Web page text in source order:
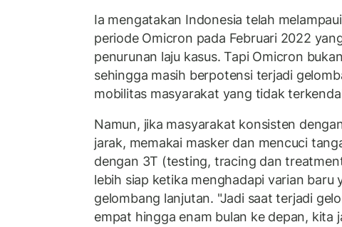
Ia mengatakan Indonesia telah
periode Omicron pada Februari 2022
penurunan laju kasus. Tapi Omicron
sehingga masih berpotensi terjadi
mobilitas masyarakat yang tidak
Namun, jika masyarakat konsisten
jarak, memakai masker dan mencuci
dengan 3T (testing, tracing dan
lebih siap ketika menghadapi varian baru
gelombang lanjutan. "Jadi saat terjadi
empat hingga enam bulan ke depan, kita